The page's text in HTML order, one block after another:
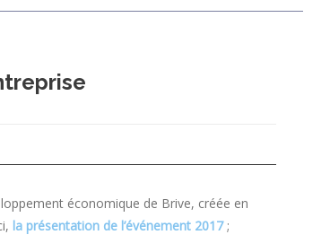
économique de Brive, créée en
la présentation de l’événement 2017;